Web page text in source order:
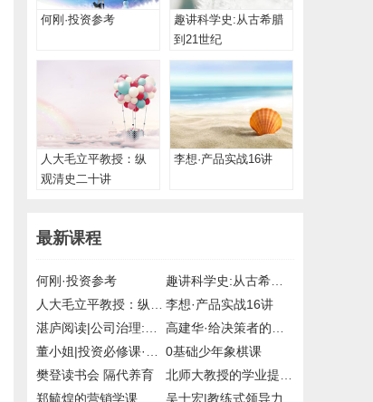
何刚·投资参考
趣讲科学史:从古希腊
到21世纪
人大毛立平教授：纵
观清史二十讲
李想·产品实战16讲
最新课程
何刚·投资参考
趣讲科学史:从古希腊到21世纪
人大毛立平教授：纵观清史二十讲 李想·产品实战16讲
湛庐阅读|公司治理:掌控与激励的艺术
高建华·给决策者的战略课
董小姐|投资必修课·读懂国家政策12讲
0基础少年象棋课
樊登读书会 隔代养育
北师大教授的学业提升课
郑毓煌的营销学课
吴士宏|教练式领导力